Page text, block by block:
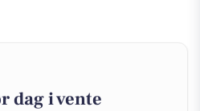
dag i vente